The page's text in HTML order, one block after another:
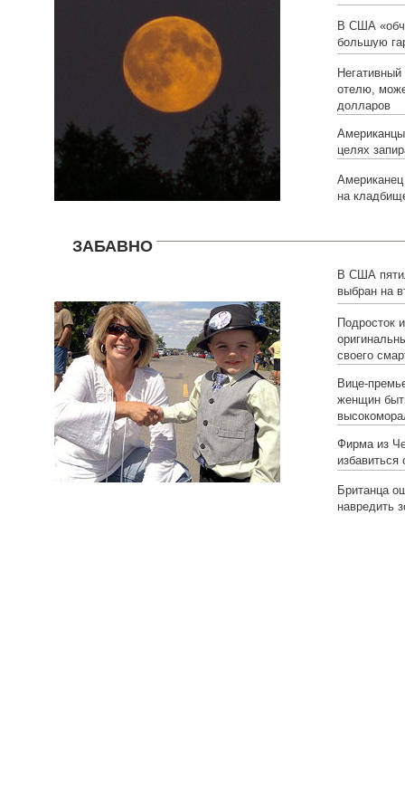
необычное
В США
большую
отелю,
долларов
целях
Американец
на
ЗАБАВНО
В США
выбран на
Подросток
своего
Вице-
женщин
Фирма из
избавиться
Британца
навредить